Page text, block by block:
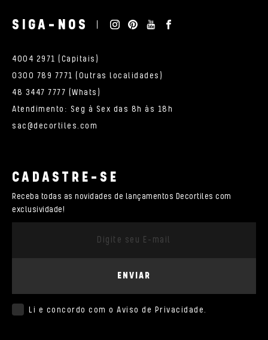
SIGA-NOS
4004 2971 (Capitais)
0300 789 7771 (Outras localidades)
48 3447 7777 (Whats)
Atendimento: Seg à Sex das 8h às 18h
sac@decortiles.com
CADASTRE-SE
Receba todas as novidades de lançamentos Decortiles com
exclusividade!
ENVIAR
Li e concordo com o Aviso de Privacidade.